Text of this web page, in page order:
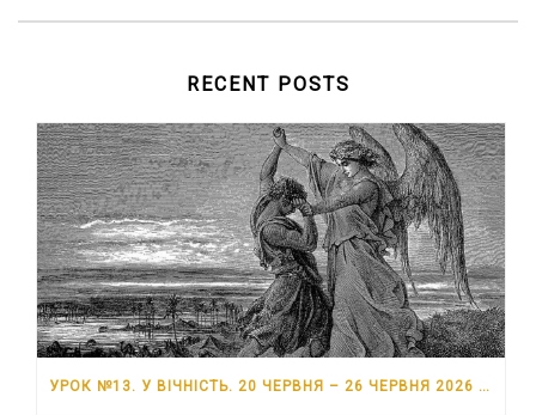
RECENT POSTS
УРОК №13. У ВІЧНІСТЬ. 20 ЧЕРВНЯ – 26 ЧЕРВНЯ 2026 РОКУ